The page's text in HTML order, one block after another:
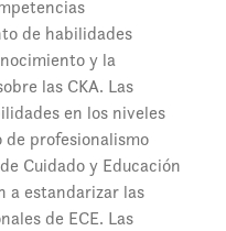
de habilidades
y la
las CKA. Las
en los niveles
profesionalismo
Cuidado y Educación
a estandarizar las
de ECE. Las